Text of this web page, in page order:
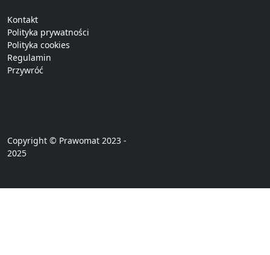
Kontakt
Polityka prywatności
Polityka cookies
Regulamin
Przywróć
Copyright © Prawomat 2023 -
2025